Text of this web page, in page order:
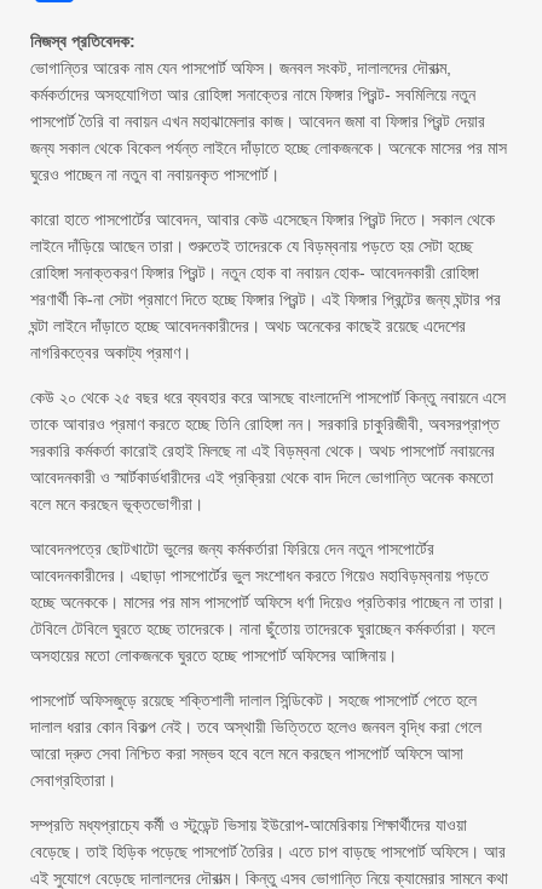
নিজস্ব প্রতিবেদক:
ভোগান্তির আরেক নাম যেন পাসপোর্ট অফিস। জনবল সংকট, দালালদের দৌরাত্ম,
কর্মকর্তাদের অসহযোগিতা আর রোহিঙ্গা সনাক্তের নামে ফিঙ্গার প্রিন্ট- সবমিলিয়ে নতুন
পাসপোর্ট তৈরি বা নবায়ন এখন মহাঝামেলার কাজ। আবেদন জমা বা ফিঙ্গার প্রিন্ট দেয়ার
জন্য সকাল থেকে বিকেল পর্যন্ত লাইনে দাঁড়াতে হচ্ছে লোকজনকে। অনেকে মাসের পর মাস
ঘুরেও পাচ্ছেন না নতুন বা নবায়নকৃত পাসপোর্ট।
কারো হাতে পাসপোর্টের আবেদন, আবার কেউ এসেছেন ফিঙ্গার প্রিন্ট দিতে। সকাল থেকে
লাইনে দাঁড়িয়ে আছেন তারা। শুরুতেই তাদেরকে যে বিড়ম্বনায় পড়তে হয় সেটা হচ্ছে
রোহিঙ্গা সনাক্তকরণ ফিঙ্গার প্রিন্ট। নতুন হোক বা নবায়ন হোক- আবেদনকারী রোহিঙ্গা
শরণার্থী কি-না সেটা প্রমাণে দিতে হচ্ছে ফিঙ্গার প্রিন্ট। এই ফিঙ্গার প্রিন্টের জন্য ঘন্টার পর
ঘন্টা লাইনে দাঁড়াতে হচ্ছে আবেদনকারীদের। অথচ অনেকের কাছেই রয়েছে এদেশের
নাগরিকত্বের অকাট্য প্রমাণ।
কেউ ২০ থেকে ২৫ বছর ধরে ব্যবহার করে আসছে বাংলাদেশি পাসপোর্ট কিন্তু নবায়নে এসে
তাকে আবারও প্রমাণ করতে হচ্ছে তিনি রোহিঙ্গা নন। সরকারি চাকুরিজীবী, অবসরপ্রাপ্ত
সরকারি কর্মকর্তা কারোই রেহাই মিলছে না এই বিড়ম্বনা থেকে। অথচ পাসপোর্ট নবায়নের
আবেদনকারী ও স্মার্টকার্ডধারীদের এই প্রক্রিয়া থেকে বাদ দিলে ভোগান্তি অনেক কমতো
বলে মনে করছেন ভূক্তভোগীরা।
আবেদনপত্রে ছোটখাটো ভুলের জন্য কর্মকর্তারা ফিরিয়ে দেন নতুন পাসপোর্টের
আবেদনকারীদের। এছাড়া পাসপোর্টের ভুল সংশোধন করতে গিয়েও মহাবিড়ম্বনায় পড়তে
হচ্ছে অনেককে। মাসের পর মাস পাসপোর্ট অফিসে ধর্ণা দিয়েও প্রতিকার পাচ্ছেন না তারা।
টেবিলে টেবিলে ঘুরতে হচ্ছে তাদেরকে। নানা ছুঁতোয় তাদেরকে ঘুরাচ্ছেন কর্মকর্তারা। ফলে
অসহায়ের মতো লোকজনকে ঘুরতে হচ্ছে পাসপোর্ট অফিসের আঙ্গিনায়।
পাসপোর্ট অফিসজুড়ে রয়েছে শক্তিশালী দালাল সিন্ডিকেট। সহজে পাসপোর্ট পেতে হলে
দালাল ধরার কোন বিকল্প নেই। তবে অস্থায়ী ভিত্তিতে হলেও জনবল বৃদ্ধি করা গেলে
আরো দ্রুত সেবা নিশ্চিত করা সম্ভব হবে বলে মনে করছেন পাসপোর্ট অফিসে আসা
সেবাগ্রহিতারা।
সম্প্রতি মধ্যপ্রাচ্যে কর্মী ও স্টুডেন্ট ভিসায় ইউরোপ-আমেরিকায় শিক্ষার্থীদের যাওয়া
বেড়েছে। তাই হিড়িক পড়েছে পাসপোর্ট তৈরির। এতে চাপ বাড়ছে পাসপোর্ট অফিসে। আর
এই সুযোগে বেড়েছে দালালদের দৌরাত্ম। কিন্তু এসব ভোগান্তি নিয়ে ক্যামেরার সামনে কথা